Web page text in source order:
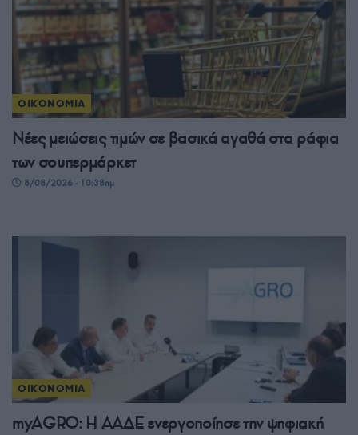
ΟΙΚΟΝΟΜΙΑ
Νέες μειώσεις τιμών σε βασικά αγαθά στα ράφια
των σουπερμάρκετ
8/08/2026 - 10:38πμ
ΟΙΚΟΝΟΜΙΑ
myAGRO: Η ΑΑΔΕ ενεργοποίησε την ψηφιακή